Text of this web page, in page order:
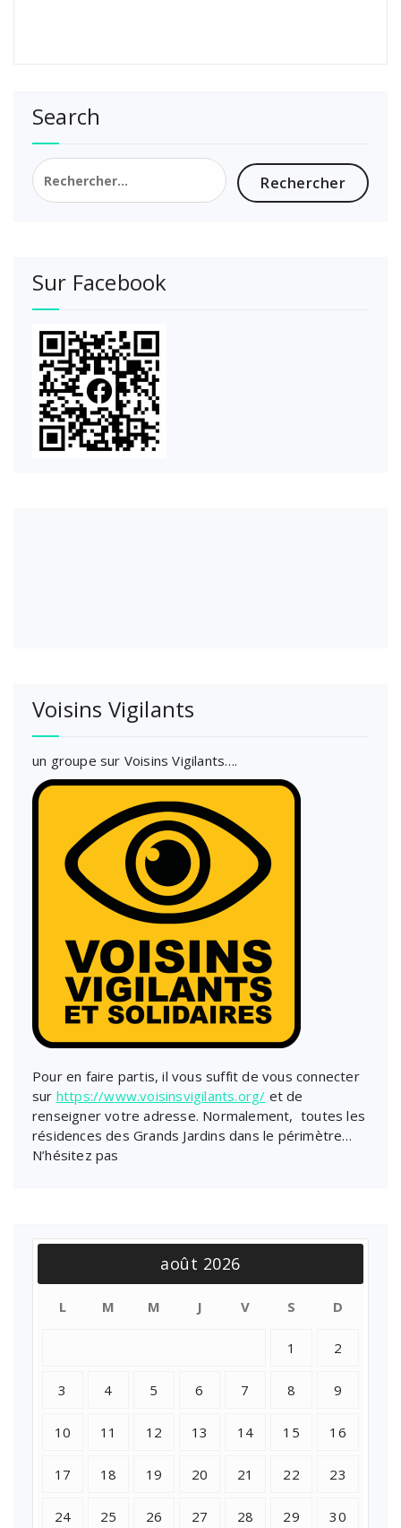
Search
Rechercher :
Sur Facebook
Voisins Vigilants
un groupe sur Voisins Vigilants….
Pour en faire partis, il vous suffit de vous connecter
sur https://www.voisinsvigilants.org/ et de
renseigner votre adresse. Normalement, toutes les
résidences des Grands Jardins dans le périmètre…
N’hésitez pas
août 2026
L M M J V S D
1 2
3 4 5 6 7 8 9
10 11 12 13 14 15 16
17 18 19 20 21 22 23
24 25 26 27 28 29 30